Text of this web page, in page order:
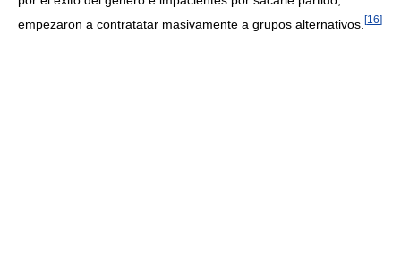
empezaron a contratatar masivamente a grupos alternativos. [16]